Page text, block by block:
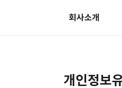
회사소개
개인정보